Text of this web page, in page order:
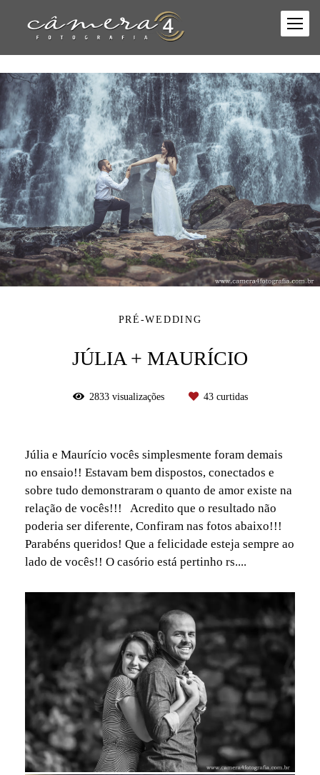
PRÉ-WEDDING
JÚLIA + MAURÍCIO
2833visualizações 43curtidas
Júlia e Maurício vocês simplesmente foram demais
no ensaio!! Estavam bem dispostos, conectados e
sobre tudo demonstraram o quanto de amor existe na
relação de vocês!!! Acredito que o resultado não
poderia ser diferente, Confiram nas fotos abaixo!!!
Parabéns queridos! Que a felicidade esteja sempre ao
lado de vocês!! O casório está pertinho rs....